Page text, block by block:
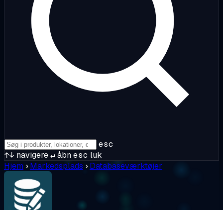
esc
↑↓ navigere↵åbnesc luk
Hjem › Markedsplads › Databaseværktøjer